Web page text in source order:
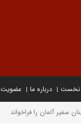
نخست درباره ما عضویت
سفیر آلمان را فراخواند